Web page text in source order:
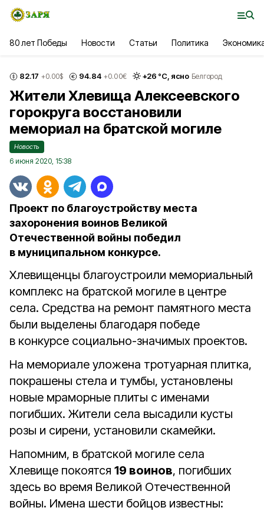
80 лет Победы Новости Статьи Политика
82.17 +0.00$ 94.84 +0.00€ +26 °С, ясно Белгород
Жители Хлевища Алексеевского
горокруга восстановили
мемориал на братской могиле
Новость
6 июня 2020, 15:38
Проект по благоустройству места
захоронения воинов Великой
Отечественной войны победил
в муниципальном конкурсе.
Хлевищенцы благоустроили мемориальный
комплекс на братской могиле в центре
села. Средства на ремонт памятного места
были выделены благодаря победе
в конкурсе социально-значимых проектов.
На мемориале уложена тротуарная плитка,
покрашены стела и тумбы, установлены
новые мраморные плиты с именами
погибших. Жители села высадили кусты
розы и сирени, установили скамейки.
Напомним, в братской могиле села
Хлевище покоятся 19 воинов, погибших
здесь во время Великой Отечественной
войны. Имена шести бойцов известны: